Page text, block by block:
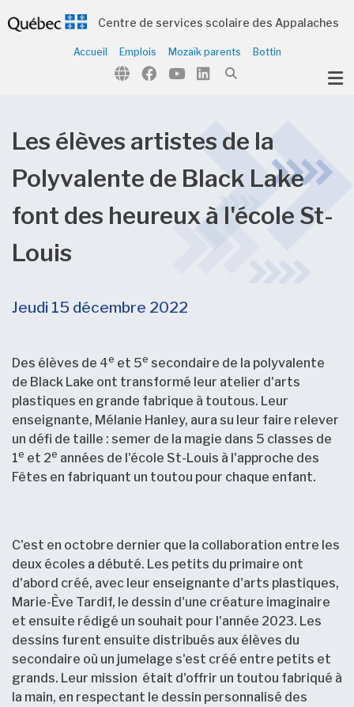
(Notre organisation )
(Parents et élèves )
Centre de services scolaire des Appalaches
Accueil Emplois Mozaïk parents Bottin
Les élèves artistes de la
Polyvalente de Black Lake
font des heureux à l'école St-
Louis
Jeudi 15 décembre 2022
Des élèves de 4e et 5e secondaire de la polyvalente
de Black Lake ont transformé leur atelier d'arts
plastiques en grande fabrique à toutous. Leur
enseignante, Mélanie Hanley, aura su leur faire relever
un défi de taille : semer de la magie dans 5 classes de
1e et 2e années de l'école St-Louis à l'approche des
Fêtes en fabriquant un toutou pour chaque enfant.
C'est en octobre dernier que la collaboration entre les
deux écoles a débuté. Les petits du primaire ont
d'abord créé, avec leur enseignante d'arts plastiques,
Marie-Ève Tardif, le dessin d'une créature imaginaire
et ensuite rédigé un souhait pour l'année 2023. Les
dessins furent ensuite distribués aux élèves du
secondaire où un jumelage s'est créé entre petits et
grands. Leur mission était d'offrir un toutou fabriqué à
la main, en respectant le dessin personnalisé des